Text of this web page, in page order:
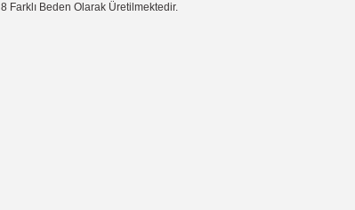
8 Farklı Beden Olarak Üretilmektedir.